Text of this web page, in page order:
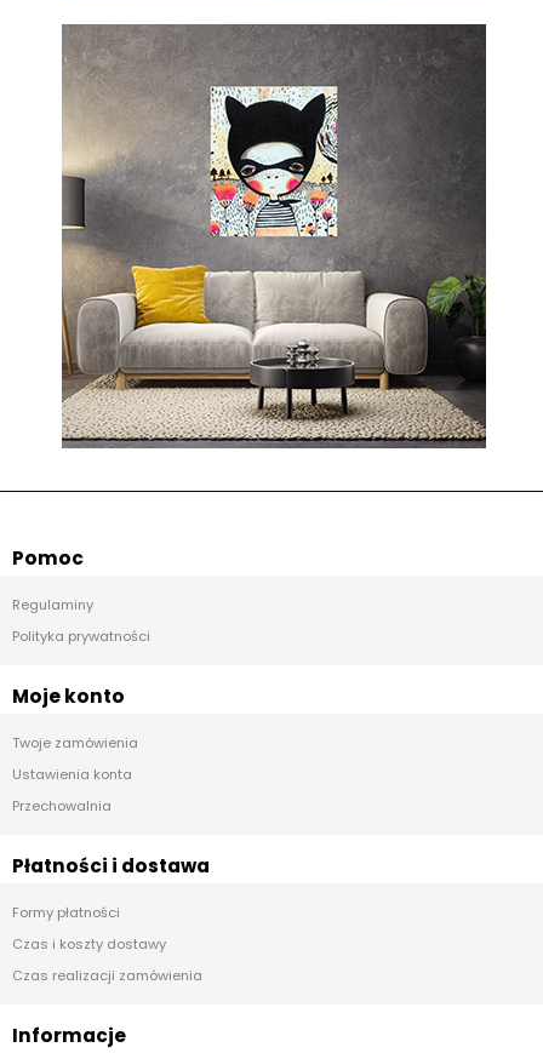
Pomoc
Regulaminy
Polityka prywatności
Moje konto
Twoje zamówienia
Ustawienia konta
Przechowalnia
Płatności i dostawa
Formy płatności
Czas i koszty dostawy
Czas realizacji zamówienia
Informacje